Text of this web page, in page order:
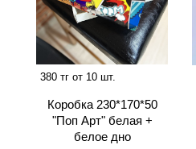
380 тг от 10 шт.
Коробка 230*170*50
"Поп Арт" белая +
белое дно